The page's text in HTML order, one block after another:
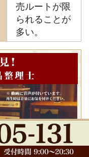
売ルートが限
られることが
多い。